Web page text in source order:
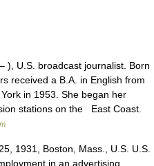
), U.S. broadcast journalist. Born
received a B.A. in English from
in 1953. She began her
stations on the East Coast.
1931, Boston, Mass., U.S. U.S.
in an advertising